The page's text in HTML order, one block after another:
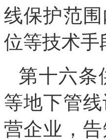
线保护范
位等技术手
第十六条
等地下管
营企业，